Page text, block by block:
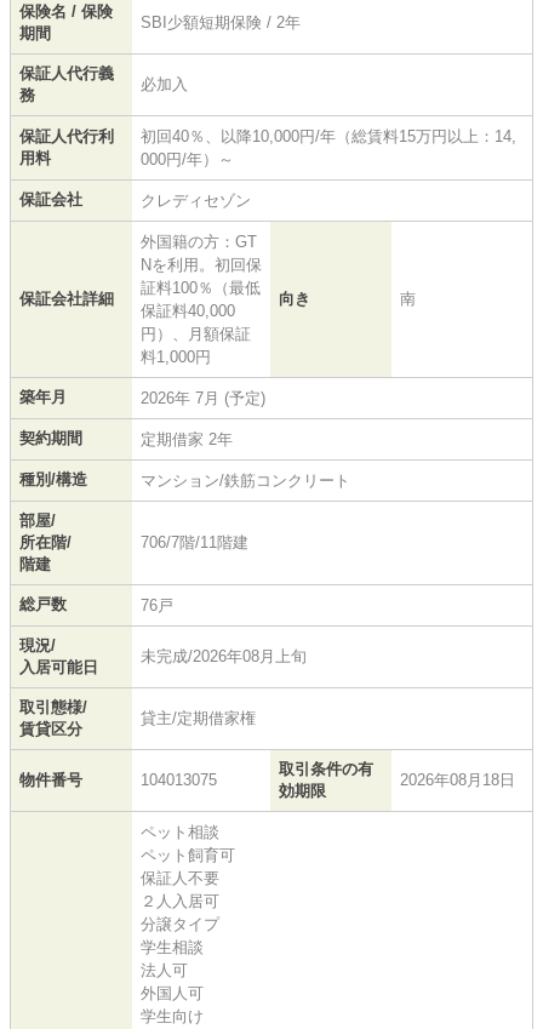
保険名 / 保険
期間
SBI少額短期保険 / 2年
保証人代行義
務
必加入
保証人代行利
用料
初回40％、以降10,000円/年（総賃料15万円以上：14,
000円/年）～
保証会社 クレディセゾン
保証会社詳細
外国籍の方：GT
Nを利用。初回保
証料100％（最低
保証料40,000
円）、月額保証
料1,000円
向き 南
築年月 2026年 7月 (予定)
契約期間 定期借家 2年
種別/構造 マンション/鉄筋コンクリート
部屋/
所在階/
階建
706/7階/11階建
総戸数 76戸
現況/
入居可能日
未完成/2026年08月上旬
取引態様/
賃貸区分
貸主/定期借家権
物件番号 104013075
取引条件の有
効期限
2026年08月18日
ペット相談
ペット飼育可
保証人不要
２人入居可
分譲タイプ
学生相談
法人可
外国人可
学生向け